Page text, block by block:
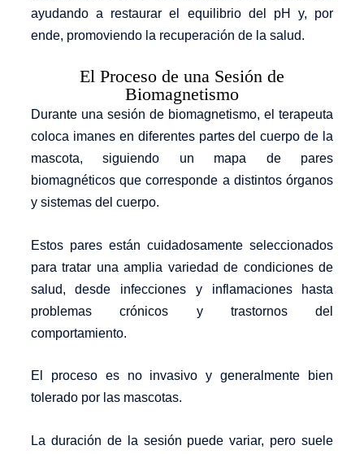
ayudando a restaurar el equilibrio del pH y, por
ende, promoviendo la recuperación de la salud.
El Proceso de una Sesión de
Biomagnetismo
Durante una sesión de biomagnetismo, el terapeuta
coloca imanes en diferentes partes del cuerpo de la
mascota, siguiendo un mapa de pares
biomagnéticos que corresponde a distintos órganos
y sistemas del cuerpo.
Estos pares están cuidadosamente seleccionados
para tratar una amplia variedad de condiciones de
salud, desde infecciones y inflamaciones hasta
problemas crónicos y trastornos del
comportamiento.
El proceso es no invasivo y generalmente bien
tolerado por las mascotas.
La duración de la sesión puede variar, pero suele